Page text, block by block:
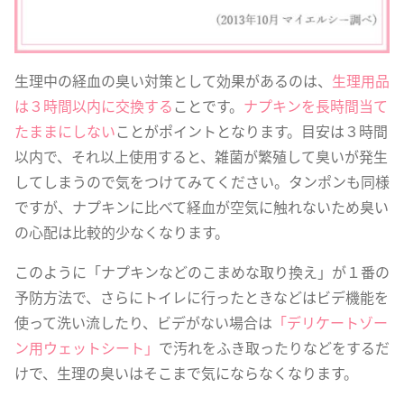
生理中の経血の臭い対策として効果があるのは、 生理用品
は３時間以内に交換することです。 ナプキンを長時間当て
たままにしないことがポイントとなります。目安は３時間
以内で、それ以上使用すると、雑菌が繁殖して臭いが発生
してしまうので気をつけてみてください。タンポンも同様
ですが、ナプキンに比べて経血が空気に触れないため臭い
の心配は比較的少なくなります。
このように「ナプキンなどのこまめな取り換え」が１番の
予防方法で、さらにトイレに行ったときなどはビデ機能を
使って洗い流したり、ビデがない場合は 「デリケートゾー
ン用ウェットシート」 で汚れをふき取ったりなどをするだ
けで、生理の臭いはそこまで気にならなくなります。